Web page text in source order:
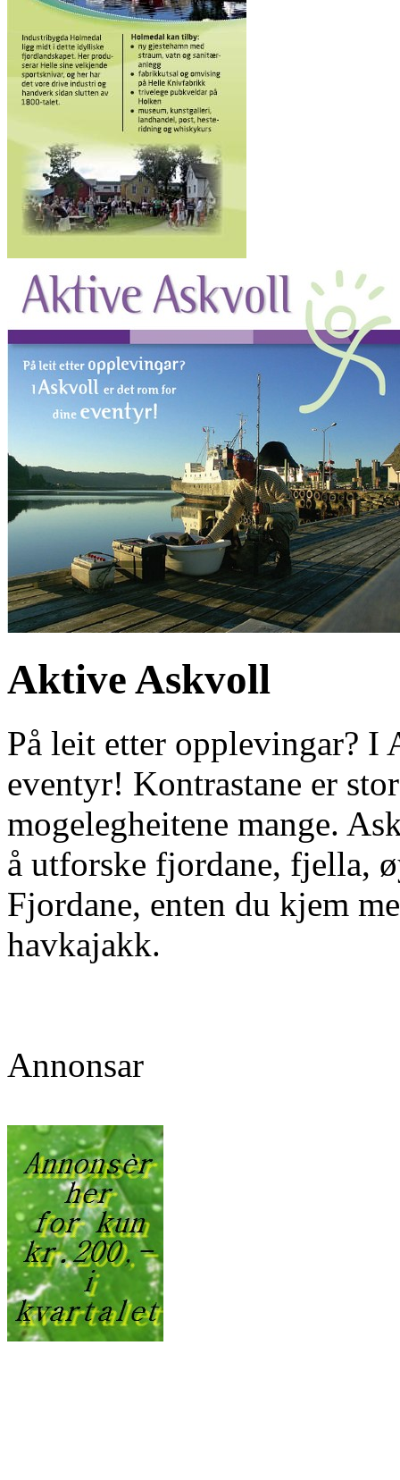
Aktive Askvoll
På leit etter opplevingar?
eventyr! Kontrastane er
mogelegheitene mange.
å utforske fjordane, fjella,
Fjordane, enten du kjem
havkajakk.
Annonsar